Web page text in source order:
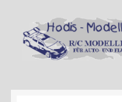
Zur
Navigation
springen
Zum
Inhalt
springen